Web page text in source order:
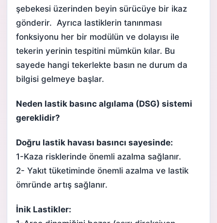
şebekesi üzerinden beyin sürücüye bir ikaz
gönderir. Ayrıca lastiklerin tanınması
fonksiyonu her bir modülün ve dolayısı ile
tekerin yerinin tespitini mümkün kılar. Bu
sayede hangi tekerlekte basın ne durum da
bilgisi gelmeye başlar.
Neden lastik basınc algılama (DSG) sistemi
gereklidir?
Doğru lastik havası basıncı sayesinde:
1-Kaza risklerinde önemli azalma sağlanır.
2- Yakıt tüketiminde önemli azalma ve lastik
ömründe artış sağlanır.
İnik Lastikler: